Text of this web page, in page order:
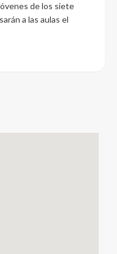
de los siete
a las aulas el